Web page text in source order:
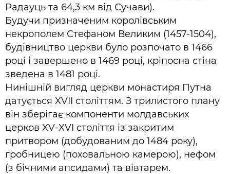
Радауць та 64,3 км від Сучави).
Будучи призначеним королівським
некрополем Стефаном Великим (1457-1504),
будівництво церкви було розпочато в 1466
році і завершено в 1469 році, кріпосна стіна
зведена в 1481 році.
Нинішній вигляд церкви монастиря Путна
датується XVII століттям. З трилистого плану
він зберігає компоненти молдавських
церков XV-XVI століття із закритим
притвором (добудованим до 1484 року),
гробницею (поховальною камерою), нефом
(з бічними апсидами) та вівтарем.